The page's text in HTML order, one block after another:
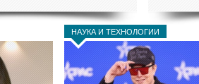
НАУКА И ТЕХНОЛОГИИ